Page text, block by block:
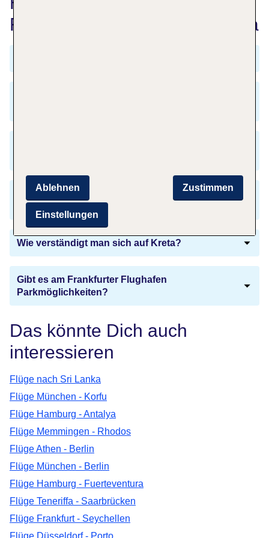
Flüge von Frankfurt nach Kreta
Gibt es einen Zeitunterschied zwischen
Frankfurt und Kreta?
Wie verständigt man sich auf Kreta?
Gibt es am Frankfurter Flughafen
Parkmöglichkeiten?
Das könnte Dich auch
interessieren
Flüge nach Sri Lanka
Flüge München - Korfu
Flüge Hamburg - Antalya
Flüge Memmingen - Rhodos
Flüge Athen - Berlin
Flüge München - Berlin
Flüge Hamburg - Fuerteventura
Flüge Teneriffa - Saarbrücken
Flüge Frankfurt - Seychellen
Flüge Düsseldorf - Porto
Zustimmen
Ablehnen
Einstellungen